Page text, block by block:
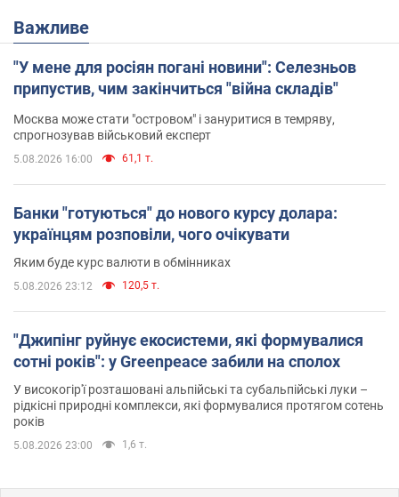
Важливе
"У мене для росіян погані новини": Селезньов
припустив, чим закінчиться "війна складів"
Москва може стати "островом" і зануритися в темряву,
спрогнозував військовий експерт
5.08.2026 16:00 61,1 т.
Банки "готуються" до нового курсу долара:
українцям розповіли, чого очікувати
Яким буде курс валюти в обмінниках
5.08.2026 23:12 120,5 т.
"Джипінг руйнує екосистеми, які формувалися
сотні років": у Greenpeace забили на сполох
У високогір'ї розташовані альпійські та субальпійські луки –
рідкісні природні комплекси, які формувалися протягом сотень
років
5.08.2026 23:00 1,6 т.